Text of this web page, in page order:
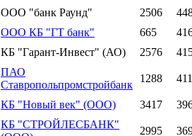
ООО "банк Раунд" 2506
ООО КБ "ГТ банк" 665
КБ "Гарант-Инвест" (АО) 2576
ПАО
Ставропольпромстройбанк
1288 411
КБ "Новый век" (ООО) 3417
КБ "СТРОЙЛЕСБАНК"
2995